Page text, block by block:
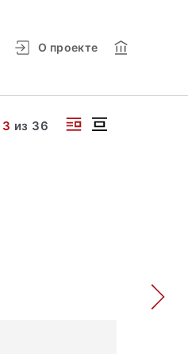
О проекте
3 из 36